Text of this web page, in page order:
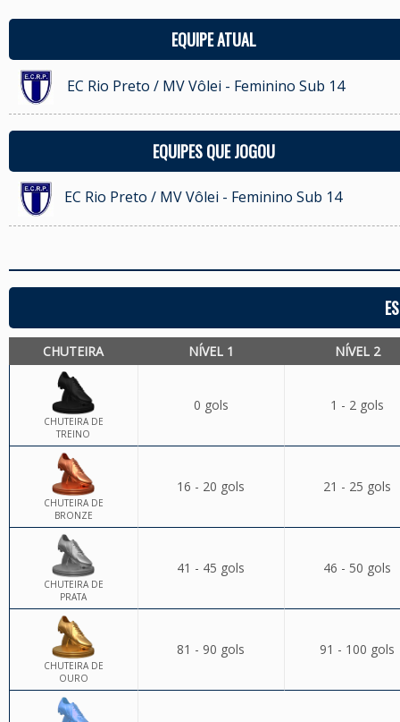
EQUIPE ATUAL
EC Rio Preto / MV Vôlei - Feminino Sub 14
EQUIPES QUE JOGOU
EC Rio Preto / MV Vôlei - Feminino Sub 14
CHUTEIRA NÍVEL 1 NÍVEL 2
CHUTEIRA DE
TREINO
0 gols 1 - 2 gols
CHUTEIRA DE
BRONZE
16 - 20 gols 21 - 25 gols
CHUTEIRA DE
PRATA
41 - 45 gols 46 - 50 gols
CHUTEIRA DE
OURO
81 - 90 gols 91 - 100 gols